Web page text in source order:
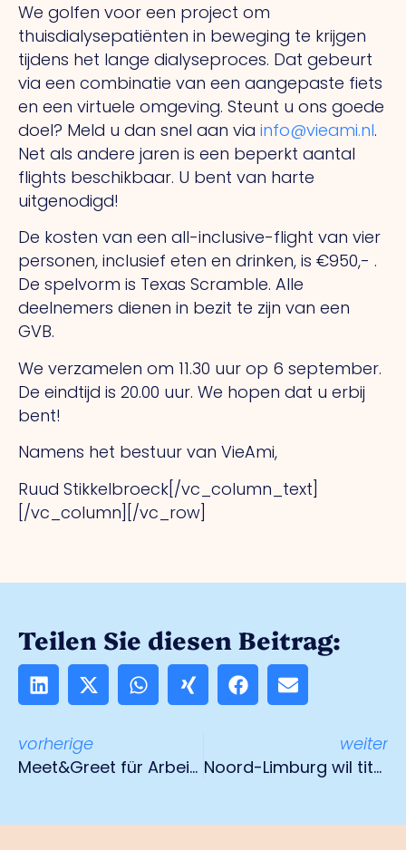
We golfen voor een project om
thuisdialysepatiënten in beweging te krijgen
tijdens het lange dialyseproces. Dat gebeurt
via een combinatie van een aangepaste fiets
en een virtuele omgeving. Steunt u ons goede
doel? Meld u dan snel aan via info@vieami.nl.
Net als andere jaren is een beperkt aantal
flights beschikbaar. U bent van harte
uitgenodigd!
De kosten van een all-inclusive-flight van vier
personen, inclusief eten en drinken, is €950,- .
De spelvorm is Texas Scramble. Alle
deelnemers dienen in bezit te zijn van een
GVB.
We verzamelen om 11.30 uur op 6 september.
De eindtijd is 20.00 uur. We hopen dat u erbij
bent!
Namens het bestuur van VieAmi,
Ruud Stikkelbroeck[/vc_column_text]
[/vc_column][/vc_row]
Teilen Sie diesen Beitrag:
vorherige
Meet&Greet für Arbeitgeber am 10. September in Venlo
weiter
Noord-Limburg wil titel “gezondste regio van Nederland”